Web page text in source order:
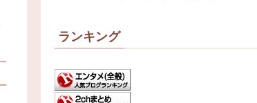
ランキング